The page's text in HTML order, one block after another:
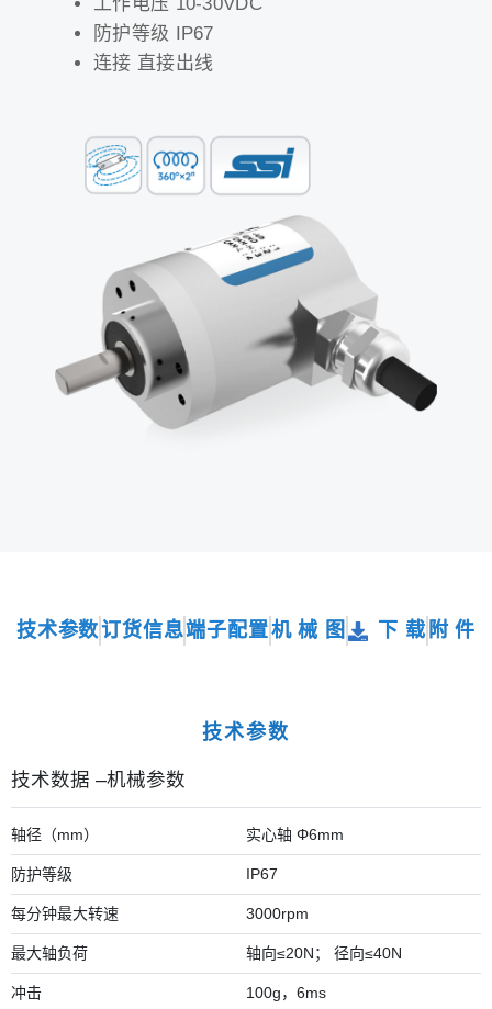
工作电压 10-30VDC
防护等级 IP67
连接 直接出线
技术参数订货信息端子配置机 械 图 下 载 附 件
技术参数
技术数据 –机械参数
轴径（mm） 实心轴 Φ6mm
防护等级 IP67
每分钟最大转速 3000rpm
最大轴负荷 轴向≤20N； 径向≤40N
冲击 100g，6ms